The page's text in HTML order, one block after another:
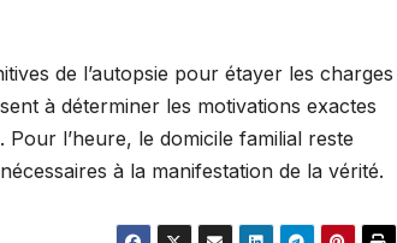
de l’autopsie pour étayer les charges
à déterminer les motivations exactes
l’heure, le domicile familial reste
à la manifestation de la vérité.